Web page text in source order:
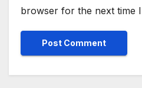
browser for the next time